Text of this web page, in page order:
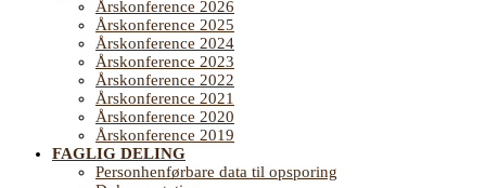
Årskonference 2026
Årskonference 2025
Årskonference 2024
Årskonference 2023
Årskonference 2022
Årskonference 2021
Årskonference 2020
Årskonference 2019
FAGLIG DELING
Personhenførbare data til opsporing